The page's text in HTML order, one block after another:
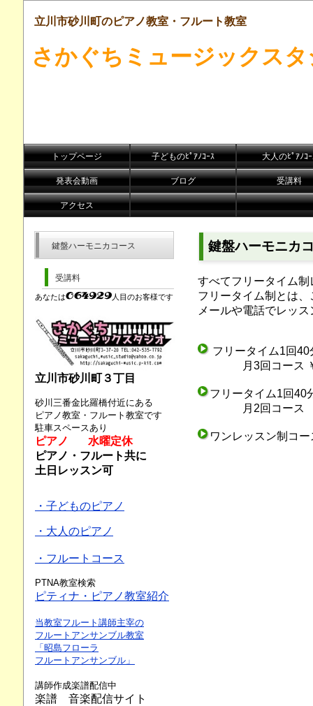
立川市砂川町のピアノ教室・フルート教室
さかぐちミュージックス
トップページ 子どものﾋﾟｱﾉｺｰｽ 大人のﾋﾟｱﾉｺ
発表会動画 ブログ 受講料
アクセス
鍵盤ハーモニカ
すべてフリータイム
フリータイム制とは
メールや電話でレッ
フリータイム1回40
月3回コース
フリータイム1回40
月2回コース
ワンレッスン制コ
鍵盤ハーモニカコース
受講料
あなたは 人目のお客様です
立川市砂川町３丁目
砂川三番金比羅橋付近にある
ピアノ教室・フルート教室です
駐車スペースあり
ピアノ 水曜定休
ピアノ・フルート共に
土日レッスン可
・子どものピアノ
・大人のピアノ
・フルートコース
PTNA教室検索
ピティナ・ピアノ教室紹介
当教室フルート講師主宰の
フルートアンサンブル教室
「昭島フローラ
フルートアンサンブル」
講師作成楽譜配信中
楽譜 音楽配信サイト